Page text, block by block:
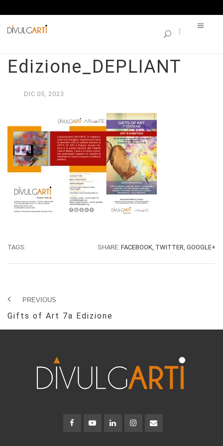
Edizione_DEPLIANT
DIC 05, 2023
TAGS: SHARE: FACEBOOK, TWITTER, GOOGLE+
PREVIOUS
Gifts of Art 7a Edizione